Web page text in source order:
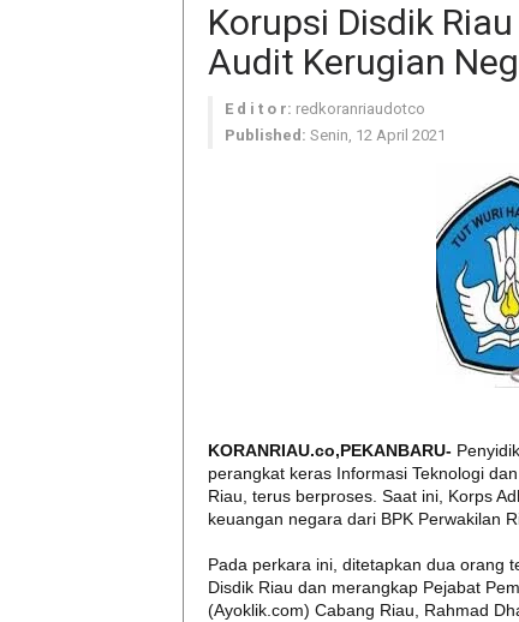
Korupsi Disdik
Audit Kerugian
E d i t o r: redkoranriaudotco
Published: Senin, 12 April 2021
KORANRIAU.co,PEKANBARU-
perangkat keras Informasi Teknologi
Riau, terus berproses. Saat ini, Korps
keuangan negara dari BPK Perwakilan
Pada perkara ini, ditetapkan dua orang
Disdik Riau dan merangkap Pejabat
(Ayoklik.com) Cabang Riau, Rahmad